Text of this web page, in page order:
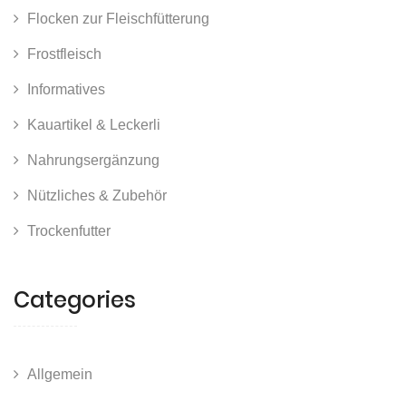
Flocken zur Fleischfütterung
Frostfleisch
Informatives
Kauartikel & Leckerli
Nahrungsergänzung
Nützliches & Zubehör
Trockenfutter
Categories
Allgemein